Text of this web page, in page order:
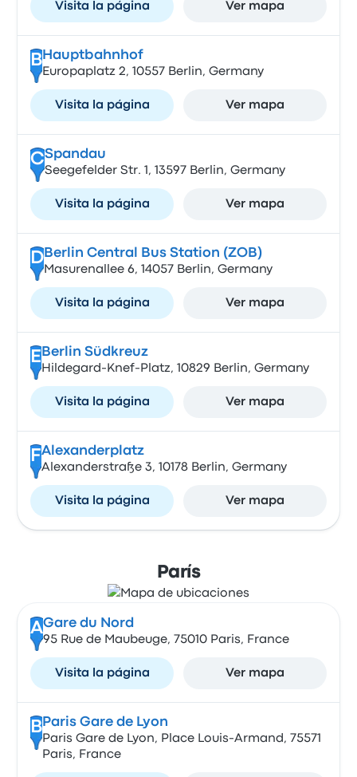
Visita la página Ver mapa
B Hauptbahnhof
Europaplatz 2, 10557 Berlin, Germany
Visita la página Ver mapa
CSpandau
Seegefelder Str. 1, 13597 Berlin, Germany
Visita la página Ver mapa
DBerlin Central Bus Station (ZOB)
Masurenallee 6, 14057 Berlin, Germany
Visita la página Ver mapa
E Berlin Südkreuz
Hildegard-Knef-Platz, 10829 Berlin, Germany
Visita la página Ver mapa
FAlexanderplatz
Alexanderstraße 3, 10178 Berlin, Germany
Visita la página Ver mapa
París
AGare du Nord
95 Rue de Maubeuge, 75010 Paris, France
Visita la página Ver mapa
B Paris Gare de Lyon
Paris Gare de Lyon, Place Louis-Armand, 75571
Paris, France